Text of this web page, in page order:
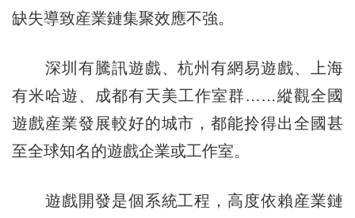
缺失導致産業鏈集聚效應不強。
深圳有騰訊遊戲、杭州有網易遊戲、上海
有米哈遊、成都有天美工作室群……縱觀全國
遊戲産業發展較好的城市，都能拎得出全國甚
至全球知名的遊戲企業或工作室。
遊戲開發是個系統工程，高度依賴産業鏈